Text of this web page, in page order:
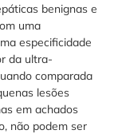
benignas e
uma
especificidade
da ultra-
comparada
lesões
em achados
não podem ser